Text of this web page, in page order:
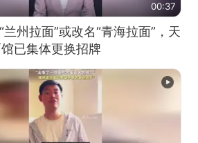
00:37
兰州拉面”或改名“青海拉面”，天
已集体更换招牌